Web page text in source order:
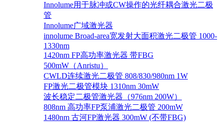
Innolume用于脉冲或CW操作的光纤耦合激光二极
管
Innolume广域激光器
innolume Broad-area宽发射大面积激光二极管 1000-
1330nm
1420nm FP高功率激光器 带FBG
500mW（Anristu）
CWLD连续激光二极管 808/830/980nm 1W
FP激光二极管模块 1310nm 30mW
波长稳定二极管激光器（976nm 200W）
808nm 高功率FP泵浦激光二极管 200mW
1480nm 古河FP激光器 300mW (不带FBG)